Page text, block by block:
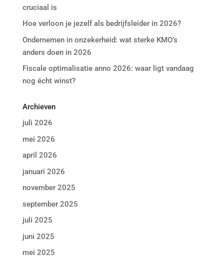
cruciaal is
Hoe verloon je jezelf als bedrijfsleider in 2026?
Ondernemen in onzekerheid: wat sterke KMO’s
anders doen in 2026
Fiscale optimalisatie anno 2026: waar ligt vandaag
nog écht winst?
Archieven
juli 2026
mei 2026
april 2026
januari 2026
november 2025
september 2025
juli 2025
juni 2025
mei 2025